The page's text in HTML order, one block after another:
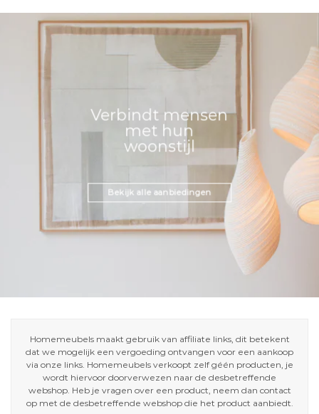
Verbindt mensen
met hun
woonstijl
Bekijk alle aanbiedingen
Homemeubels maakt gebruik van affiliate links, dit betekent
dat we mogelijk een vergoeding ontvangen voor een aankoop
via onze links. Homemeubels verkoopt zelf géén producten, je
wordt hiervoor doorverwezen naar de desbetreffende
webshop. Heb je vragen over een product, neem dan contact
op met de desbetreffende webshop die het product aanbiedt.